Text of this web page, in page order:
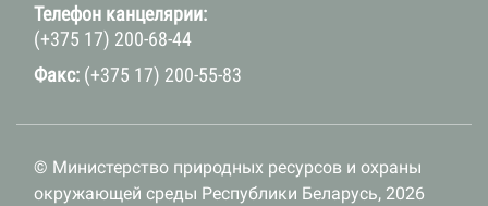
Телефон канцелярии:
(+375 17) 200-68-44
Факс: (+375 17) 200-55-83
© Министерство природных ресурсов и охраны
окружающей среды Республики Беларусь, 2026